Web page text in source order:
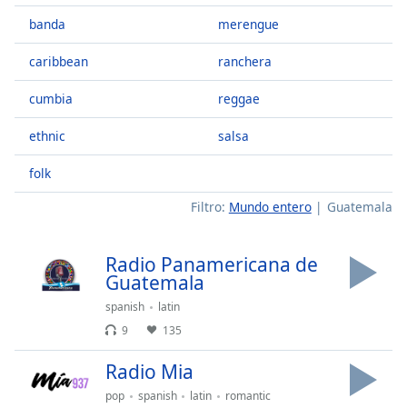
Mute
Current
Time0:00
Duration-:-
Loaded:
0.00%
Stream
TypeLIVE
Remaining
1x
Playback
Rate
banda
caribbean
cumbia
ethnic
folk
merengue
ranchera
reggae
salsa
Filtro: Mundo entero Guatemala
Radio Panamericana de
Guatemala
spanish
latin
9
135
Radio Mia
pop spanish latin
romantic